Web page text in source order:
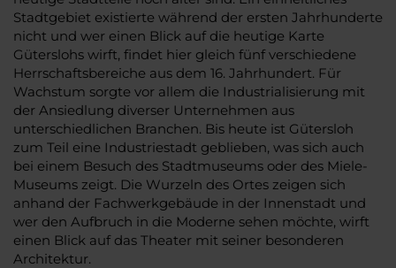
Stadtgebiet existierte während der ersten Jahrhunderte
nicht und wer einen Blick auf die heutige Karte
Güterslohs wirft, findet hier gleich fünf verschiedene
Herrschaftsbereiche aus dem 16. Jahrhundert. Für
Wachstum sorgte vor allem die Industrialisierung mit
der Ansiedlung diverser Unternehmen aus
unterschiedlichen Branchen. Bis heute ist Gütersloh
zum Teil eine Industriestadt geblieben, was sich auch
bei einem Besuch des Stadtmuseums oder des Miele-
Museums zeigt. Die Wurzeln des Ortes zeigen sich
anhand der Fachwerkgebäude in der Innenstadt und
wer den Aufbruch in die Moderne sehen möchte, wirft
einen Blick auf das Theater mit seiner besonderen
Architektur.